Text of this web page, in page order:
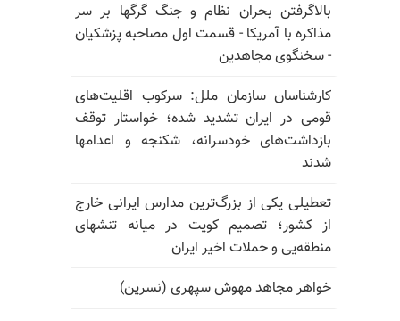
بالا‌گرفتن بحران نظام و جنگ گرگها بر سر
مذاکره با آمریکا - قسمت اول مصاحبه پزشکیان
- سخنگوی مجاهدین
کارشناسان سازمان ملل: سرکوب اقلیت‌های
قومی در ایران تشدید شده؛ خواستار توقف
بازداشت‌های خودسرانه، شکنجه و اعدامها
شدند
تعطیلی یکی از بزرگ‌ترین مدارس ایرانی خارج
از کشور؛ تصمیم کویت در میانه تنشهای
منطقه‌یی و حملات اخیر ایران
خواهر مجاهد مهوش سپهری (نسرین)